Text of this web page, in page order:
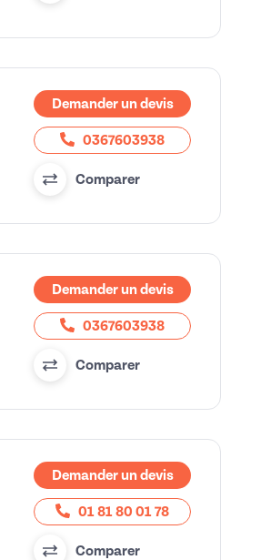
Demander un devis
0367603938
Comparer
Demander un devis
0367603938
Comparer
Demander un devis
01 81 80 01 78
Comparer